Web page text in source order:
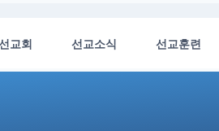
교회 선교소식 선교훈련